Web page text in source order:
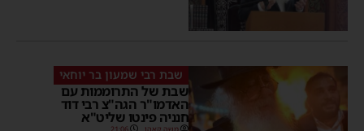
שבת רבי שמעון בר יוחאי
שבת של התרוממות עם
האדמו"ר הגה"צ רבי דוד
חנניה פינטו שליט"א